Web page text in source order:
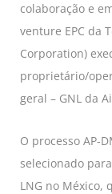
colaboração e
venture EPC da
Corporation)
proprietário/
geral – GNL da
O processo AP-
selecionado
LNG no México,